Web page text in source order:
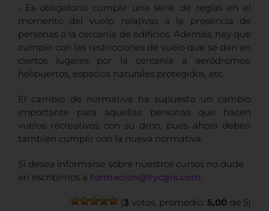
• Es obligatorio cumplir una serie de reglas en el
momento del vuelo, relativas a la presencia de
personas o la cercanía de edificios. Además, hay que
cumplir con las restricciones de vuelo que se dan en
ciertos lugares por la cercanía a aeródromos,
helipuertos, espacios naturales protegidos, etc.
El cambio de normativa ha supuesto un cambio
importante para aquellas personas que hacen
vuelos recreativos con su dron, pues ahora deben
también cumplir con la nueva normativa.
Si desea informarse sobre nuestros cursos no dude
en escribirnos a formacion@tycgis.com.
(3 votos, promedio: 5,00 de 5)